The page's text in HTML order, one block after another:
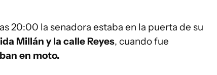
20:00 la senadora estaba en la puerta de su
Millán y la calle Reyes, cuando fue
en moto.